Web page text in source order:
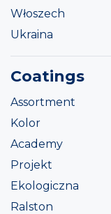
Włoszech
Ukraina
Coatings
Assortment
Kolor
Academy
Projekt
Ekologiczna
Ralston